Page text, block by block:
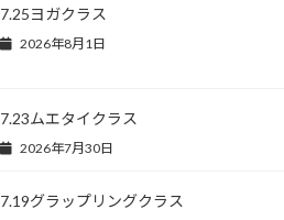
7.25ヨガクラス
2026年8月1日
7.23ムエタイクラス
2026年7月30日
7.19グラップリングクラス